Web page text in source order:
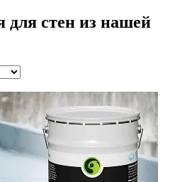
для стен из нашей